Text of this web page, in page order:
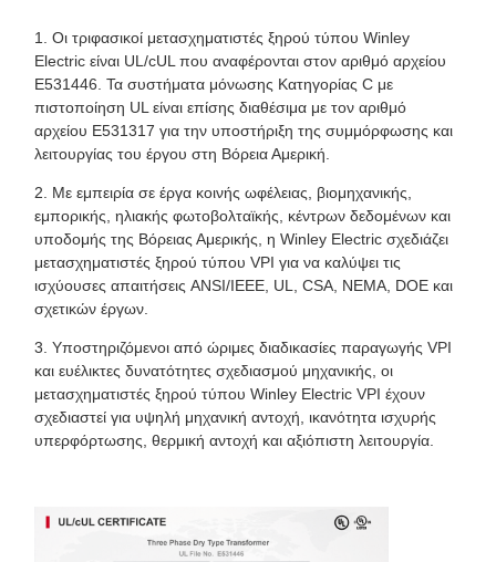
1. Οι τριφασικοί μετασχηματιστές ξηρού τύπου Winley
Electric είναι UL/cUL που αναφέρονται στον αριθμό αρχείου
E531446. Τα συστήματα μόνωσης Κατηγορίας C με
πιστοποίηση UL είναι επίσης διαθέσιμα με τον αριθμό
αρχείου E531317 για την υποστήριξη της συμμόρφωσης και
λειτουργίας του έργου στη Βόρεια Αμερική.
2. Με εμπειρία σε έργα κοινής ωφέλειας, βιομηχανικής,
εμπορικής, ηλιακής φωτοβολταϊκής, κέντρων δεδομένων και
υποδομής της Βόρειας Αμερικής, η Winley Electric σχεδιάζει
μετασχηματιστές ξηρού τύπου VPI για να καλύψει τις
ισχύουσες απαιτήσεις ANSI/IEEE, UL, CSA, NEMA, DOE και
σχετικών έργων.
3. Υποστηριζόμενοι από ώριμες διαδικασίες παραγωγής VPI
και ευέλικτες δυνατότητες σχεδιασμού μηχανικής, οι
μετασχηματιστές ξηρού τύπου Winley Electric VPI έχουν
σχεδιαστεί για υψηλή μηχανική αντοχή, ικανότητα ισχυρής
υπερφόρτωσης, θερμική αντοχή και αξιόπιστη λειτουργία.